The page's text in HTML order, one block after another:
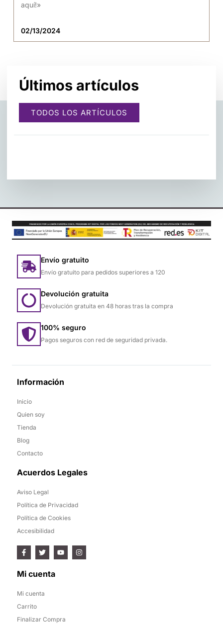
aquí!»
02/13/2024
Últimos artículos
TODOS LOS ARTÍCULOS
Envío gratuito
Envío gratuito para pedidos superiores a 120
Devolución gratuita
Devolución gratuita en 48 horas tras la compra
100% seguro
Pagos seguros con red de seguridad privada.
Información
Inicio
Quien soy
Tienda
Blog
Contacto
Acuerdos Legales
Aviso Legal
Política de Privacidad
Política de Cookies
Accesibilidad
Mi cuenta
Mi cuenta
Carrito
Finalizar Compra